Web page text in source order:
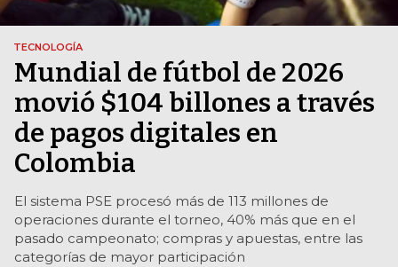
TECNOLOGÍA
Mundial de fútbol de 2026
movió $104 billones a través
de pagos digitales en
Colombia
El sistema PSE procesó más de 113 millones de
operaciones durante el torneo, 40% más que en el
pasado campeonato; compras y apuestas, entre las
categorías de mayor participación